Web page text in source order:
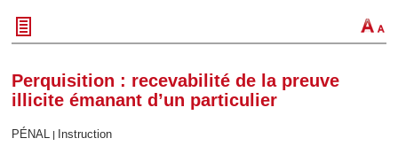
Perquisition : recevabilité de la preuve
illicite émanant d’un particulier
PÉNAL
Instruction